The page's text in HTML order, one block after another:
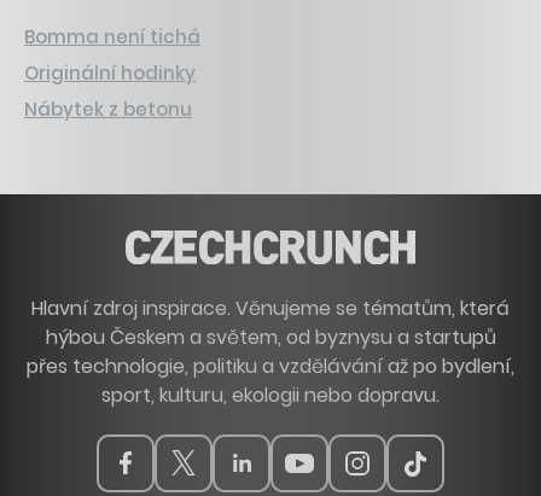
Bomma není tichá
Originální hodinky
Nábytek z betonu
Hlavní zdroj inspirace. Věnujeme se tématům, která
hýbou Českem a světem, od byznysu a startupů
přes technologie, politiku a vzdělávání až po bydlení,
sport, kulturu, ekologii nebo dopravu.